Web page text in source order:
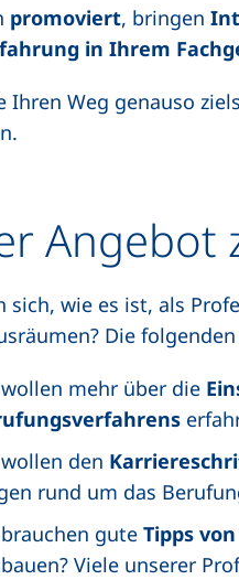
promoviert, bringen
in Ihrem
Ihren Weg genauso
Angebot
sich, wie es ist, als
Die
wollen mehr über die
den
rund um das
gute Tipps
Viele unserer